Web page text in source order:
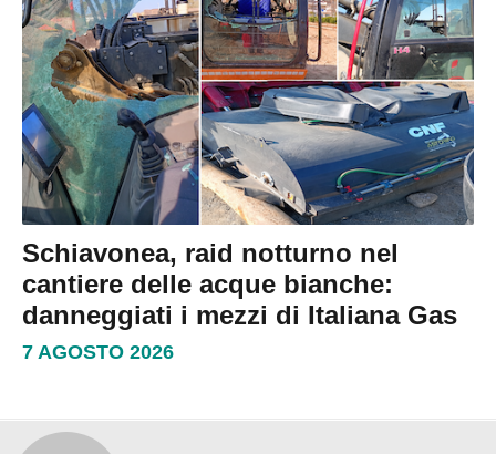
Schiavonea, raid notturno nel
cantiere delle acque bianche:
danneggiati i mezzi di Italiana Gas
7 AGOSTO 2026